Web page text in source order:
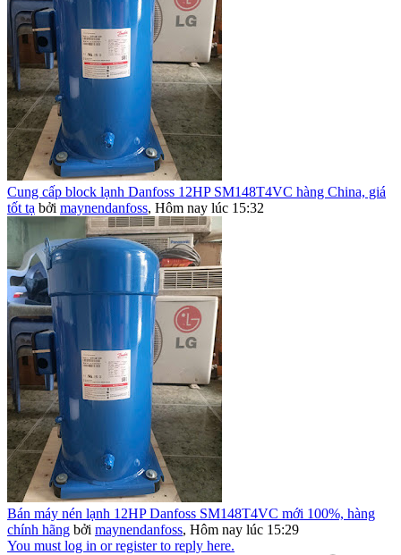
Cung cấp block lạnh Danfoss 12HP SM148T4VC hàng China, giá
tốt tạ bởi maynendanfoss, Hôm nay lúc 15:32
Bán máy nén lạnh 12HP Danfoss SM148T4VC mới 100%, hàng
chính hãng bởi maynendanfoss, Hôm nay lúc 15:29
You must log in or register to reply here.